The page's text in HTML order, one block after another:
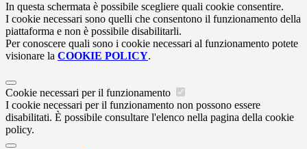
In questa schermata è possibile scegliere quali cookie consentire.
I cookie necessari sono quelli che consentono il funzionamento della
piattaforma e non è possibile disabilitarli.
Per conoscere quali sono i cookie necessari al funzionamento potete
visionare la COOKIE POLICY.
Cookie necessari per il funzionamento
I cookie necessari per il funzionamento non possono essere
disabilitati. È possibile consultare l'elenco nella pagina della cookie
policy.